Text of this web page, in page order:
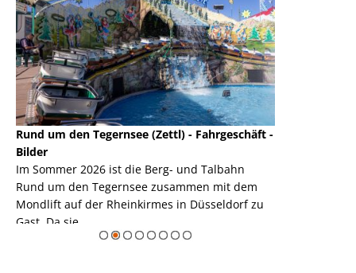
Rund um den Tegernsee (Zettl) - Fahrgeschäft -
Bilder
Im Sommer 2026 ist die Berg- und Talbahn
Rund um den Tegernsee zusammen mit dem
Mondlift auf der Rheinkirmes in Düsseldorf zu
Gast. Da sie ...